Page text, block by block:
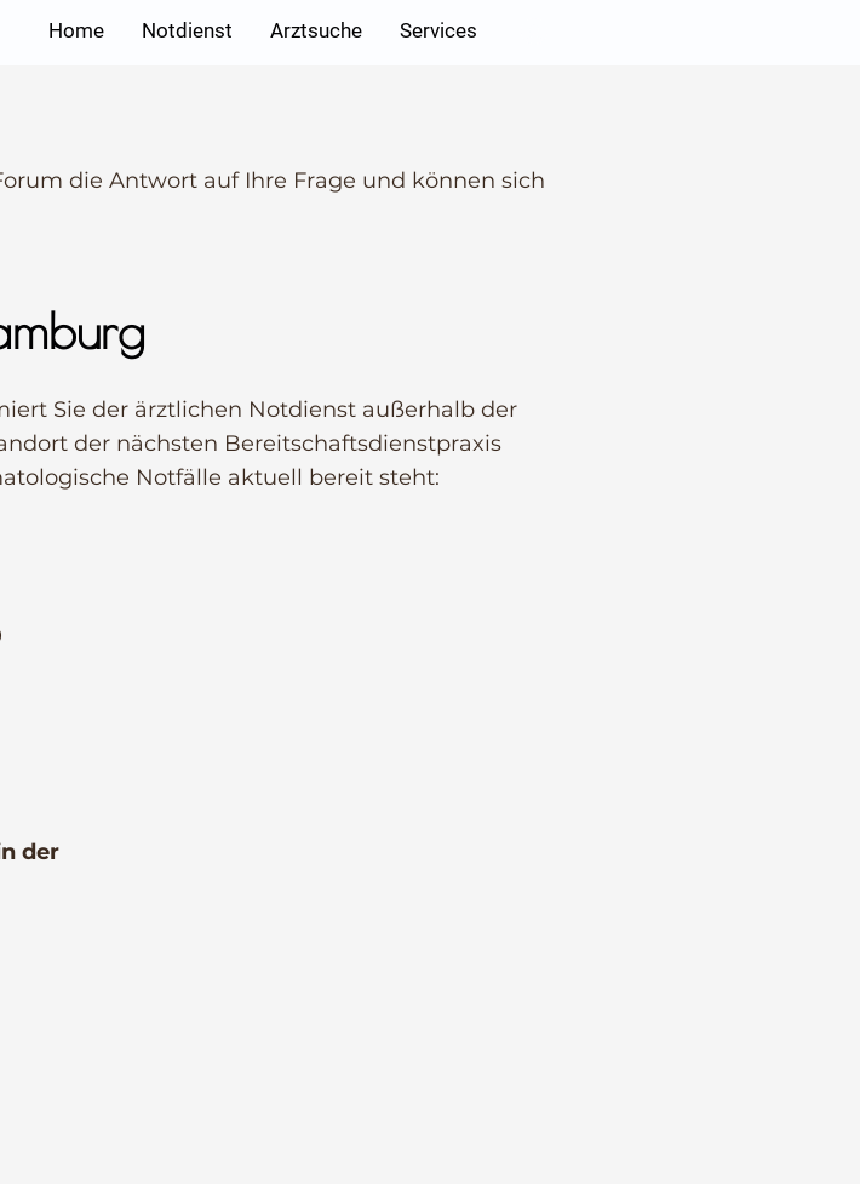
Home Notdienst Arztsuche Services
die Antwort auf Ihre Frage und können sich
Sie der ärztlichen Notdienst außerhalb der
der nächsten Bereitschaftsdienstpraxis
Notfälle aktuell bereit steht:
der